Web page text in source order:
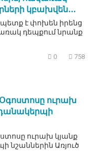
կբախվեն․․․
է փոխեն իրենց
դեպքում նրանք
0 758
ուրախ
ուրախ կյանք
նշաններին Առյուծ